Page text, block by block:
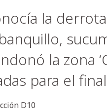
la
la zona
para el
D10